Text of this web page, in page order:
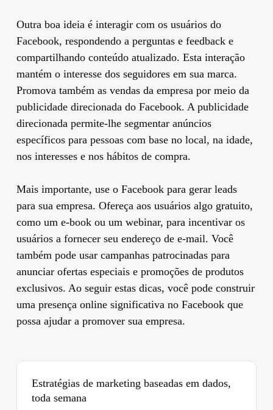
Outra boa ideia é interagir com os usuários do
Facebook, respondendo a perguntas e feedback e
compartilhando conteúdo atualizado. Esta interação
mantém o interesse dos seguidores em sua marca.
Promova também as vendas da empresa por meio da
publicidade direcionada do Facebook. A publicidade
direcionada permite-lhe segmentar anúncios
específicos para pessoas com base no local, na idade,
nos interesses e nos hábitos de compra.
Mais importante, use o Facebook para gerar leads
para sua empresa. Ofereça aos usuários algo gratuito,
como um e-book ou um webinar, para incentivar os
usuários a fornecer seu endereço de e-mail. Você
também pode usar campanhas patrocinadas para
anunciar ofertas especiais e promoções de produtos
exclusivos. Ao seguir estas dicas, você pode construir
uma presença online significativa no Facebook que
possa ajudar a promover sua empresa.
Estratégias de marketing baseadas em dados,
toda semana